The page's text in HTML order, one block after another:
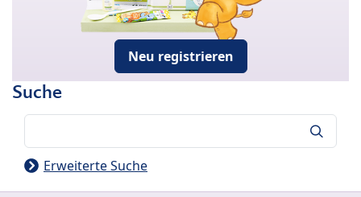
Neu registrieren
Suche
Erweiterte Suche